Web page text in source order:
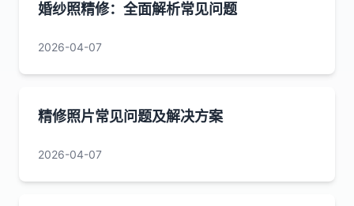
婚纱照精修：全面解析常见问题
2026-04-07
精修照片常见问题及解决方案
2026-04-07